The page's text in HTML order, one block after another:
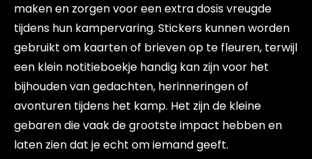
maken en zorgen voor een extra dosis vreugde
tijdens hun kampervaring. Stickers kunnen worden
gebruikt om kaarten of brieven op te fleuren, terwijl
een klein notitieboekje handig kan zijn voor het
bijhouden van gedachten, herinneringen of
avonturen tijdens het kamp. Het zijn de kleine
gebaren die vaak de grootste impact hebben en
laten zien dat je echt om iemand geeft.